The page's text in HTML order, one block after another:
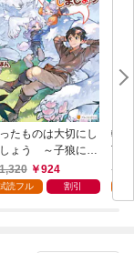
たものは大切にし
ょう ～子狼に気
られた男の転移物
924
読フル 割引
転
下
冒